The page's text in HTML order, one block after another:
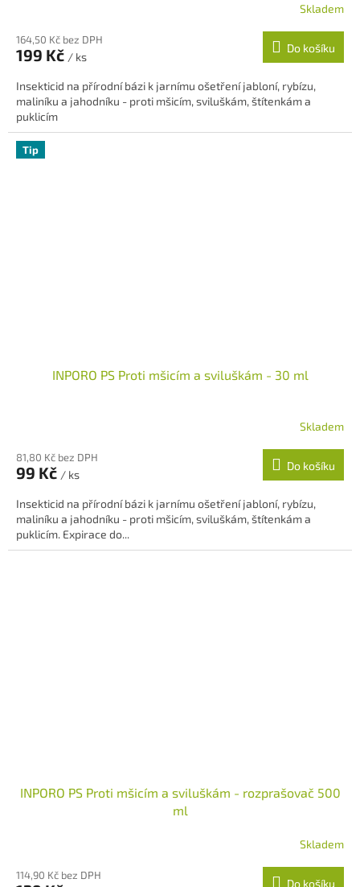
Skladem
164,50 Kč bez DPH
199 Kč / ks
Do košíku
Insekticid na přírodní bázi k jarnímu ošetření jabloní, rybízu,
maliníku a jahodníku - proti mšicím, sviluškám, štítenkám a
puklicím
Tip
INPORO PS Proti mšicím a sviluškám - 30 ml
produktu
je
z
5
hvězdiček.
Skladem
81,80 Kč bez DPH
99 Kč / ks
Do košíku
Insekticid na přírodní bázi k jarnímu ošetření jabloní, rybízu,
maliníku a jahodníku - proti mšicím, sviluškám, štítenkám a
puklicím. Expirace do...
INPORO PS Proti mšicím a sviluškám - rozprašovač 500
ml
produktu
Skladem
114,90 Kč bez DPH
Do košíku